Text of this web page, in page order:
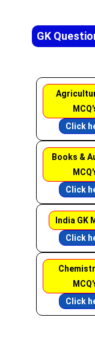
GK
Click
Books &
Click
India GK
Click
Click